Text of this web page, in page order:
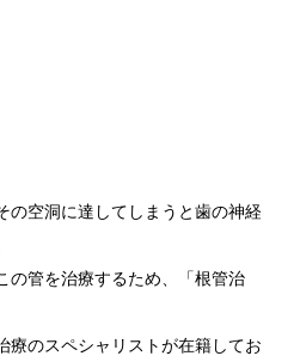
の空洞に達してしまうと歯の神経
の管を治療するため、「根管治
療のスペシャリストが在籍してお